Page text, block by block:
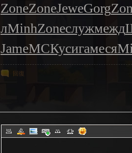
ZoneZoneJeweGorg
лMinhZoneслужмежд
JameМСКусигамеся
回復